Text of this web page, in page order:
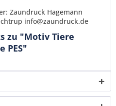
Zaundruck Hagemann
info@zaundruck.de
zu "Motiv Tiere
PES"